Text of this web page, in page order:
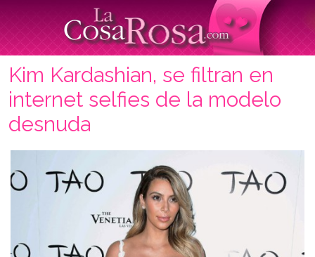
Kim Kardashian, se filtran en
internet selfies de la modelo
desnuda